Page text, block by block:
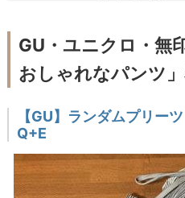
GU・ユニクロ・無
おしゃれなパンツ
【GU】ランダムプリー
Q+E